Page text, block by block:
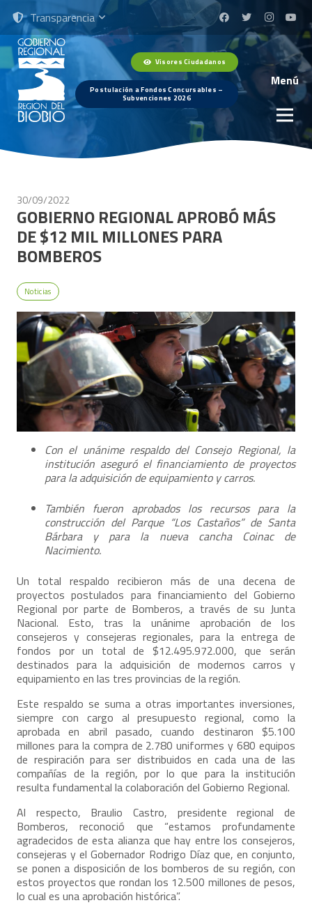
Transparencia
Visores Ciudadanos
Postulación a Fondos Concursables –
Subvenciones 2026
Menú
30/09/2022
GOBIERNO REGIONAL APROBÓ MÁS
DE $12 MIL MILLONES PARA
BOMBEROS
Noticias
Con el unánime respaldo del Consejo Regional, la
institución aseguró el financiamiento de proyectos
para la adquisición de equipamiento y carros.
También fueron aprobados los recursos para la
construcción del Parque “Los Castaños” de Santa
Bárbara y para la nueva cancha Coinac de
Nacimiento.
Un total respaldo recibieron más de una decena de
proyectos postulados para financiamiento del Gobierno
Regional por parte de Bomberos, a través de su Junta
Nacional. Esto, tras la unánime aprobación de los
consejeros y consejeras regionales, para la entrega de
fondos por un total de $12.495.972.000, que serán
destinados para la adquisición de modernos carros y
equipamiento en las tres provincias de la región.
Este respaldo se suma a otras importantes inversiones,
siempre con cargo al presupuesto regional, como la
aprobada en abril pasado, cuando destinaron $5.100
millones para la compra de 2.780 uniformes y 680 equipos
de respiración para ser distribuidos en cada una de las
compañías de la región, por lo que para la institución
resulta fundamental la colaboración del Gobierno Regional.
Al respecto, Braulio Castro, presidente regional de
Bomberos, reconoció que “estamos profundamente
agradecidos de esta alianza que hay entre los consejeros,
consejeras y el Gobernador Rodrigo Díaz que, en conjunto,
se ponen a disposición de los bomberos de su región, con
estos proyectos que rondan los 12.500 millones de pesos,
lo cual es una aprobación histórica”.